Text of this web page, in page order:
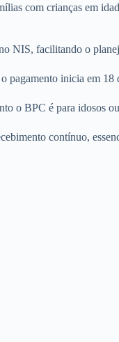
com crianças em
NIS, facilitando o
pagamento inicia em
o BPC é para idosos
contínuo,